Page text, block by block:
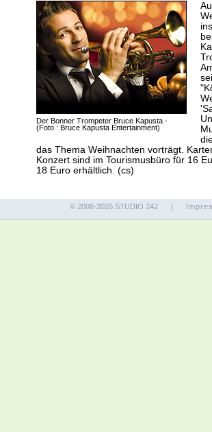
Der Bonner Trompeter Bruce Kapusta -
(Foto : Bruce Kapusta Entertainment)
das Thema Weihnachten vorträgt.
Konzert sind im Tourismusbüro für 16
18 Euro erhältlich. (cs)
© 2008-2026 STUDIO 242